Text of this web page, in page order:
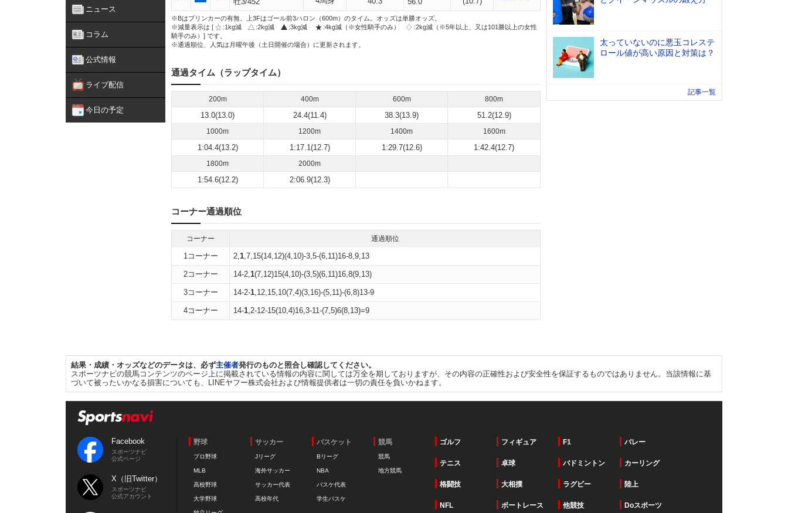
ニュース
コラム
公式情報
ライブ配信
今日の予定
※Bはブリンカーの有無。上3Fはゴール前3ハロン（600m）のタイム。オッズは単勝オッズ。
※減量表示は [
:1kg減 :2kg減 :3kg減 :4kg減（※女性騎手のみ）
:2kg減（※5年以上、又は101勝以上の女性
騎手のみ）] です。
※通過順位、人気は月曜午後（土日開催の場合）に更新されます。
通過タイム（ラップタイム）
200m 400m 600m 800m
13.0(13.0) 24.4(11.4) 38.3(13.9) 51.2(12.9)
1000m 1200m 1400m 1600m
1:04.4(13.2) 1:17.1(12.7) 1:29.7(12.6) 1:42.4(12.7)
1800m 2000m
1:54.6(12.2) 2:06.9(12.3)
コーナー通過順位
コーナー 通過順位
1コーナー 2,1,7,15(14,12)(4,10)-3,5-(6,11)16-8,9,13
2コーナー 14-2,1(7,12)15(4,10)-(3,5)(6,11)16,8(9,13)
3コーナー 14-2-1,12,15,10(7,4)(3,16)-(5,11)-(6,8)13-9
4コーナー 14-1,2-12-15(10,4)16,3-11-(7,5)6(8,13)=9
太っていないのに悪玉コレステ
ロール値が高い原因と対策は？
記事一覧
結果・成績・オッズなどのデータは、必ず主催者発行のものと照合し確認してください。
スポーツナビの競馬コンテンツのページ上に掲載されている情報の内容に関しては万全を期しておりますが、その内容の正確性および安全性を保証するものではありません。当該情報に基
づいて被ったいかなる損害についても、LINEヤフー株式会社および情報提供者は一切の責任を負いかねます。
Facebook
スポーツナビ
公式ページ
X（旧Twitter）
スポーツナビ
公式アカウント
野球
プロ野球
MLB
高校野球
大学野球
サッカー
Jリーグ
海外サッカー
サッカー代表
高校年代
バスケット
Bリーグ
NBA
バスケ代表
学生バスケ
競馬
競馬
地方競馬
ゴルフ フィギュア F1 バレー
テニス 卓球 バドミントン カーリング
格闘技 大相撲 ラグビー 陸上
NFL ボートレース 他競技 Doスポーツ